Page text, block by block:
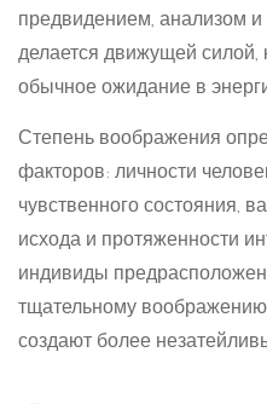
предвидением, анализом и
делается движущей силой,
обычное ожидание в
Степень воображения
факторов: личности
чувственного состояния,
исхода и протяженности
индивиды
тщательному
создают более